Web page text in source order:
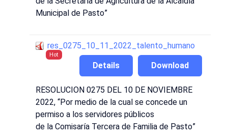
Municipal de Pasto”
res_0275_10_11_2022_talento_humano
Hot
Download
Details
RESOLUCION 0275 DEL 10 DE NOVIEMBRE
2022, “Por medio de la cual se concede un
permiso a los servidores públicos
de la Comisaría Tercera de Familia de Pasto”